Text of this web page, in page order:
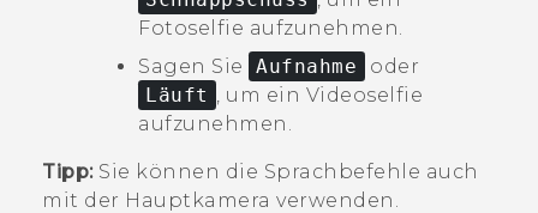
Fotoselfie aufzunehmen.
Sagen Sie
Aufnahme
oder
Läuft
, um ein Videoselfie
aufzunehmen.
Tipp:Sie können die Sprachbefehle auch
mit der Hauptkamera verwenden.